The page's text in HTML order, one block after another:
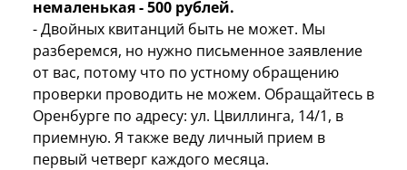
немаленькая - 500 рублей.
- Двойных квитанций быть не может. Мы
разберемся, но нужно письменное заявление
от вас, потому что по устному обращению
проверки проводить не можем. Обращайтесь в
Оренбурге по адресу: ул. Цвиллинга, 14/1, в
приемную. Я также веду личный прием в
первый четверг каждого месяца.